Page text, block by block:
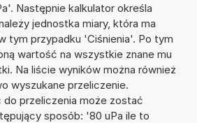
Następnie kalkulator określa
jednostka miary, która ma
tym przypadku 'Ciśnienia'. Po tym
wartość na wszystkie znane mu
Na liście wyników można również
wyszukane przeliczenie.
do przeliczenia może zostać
sposób: '80 uPa ile to